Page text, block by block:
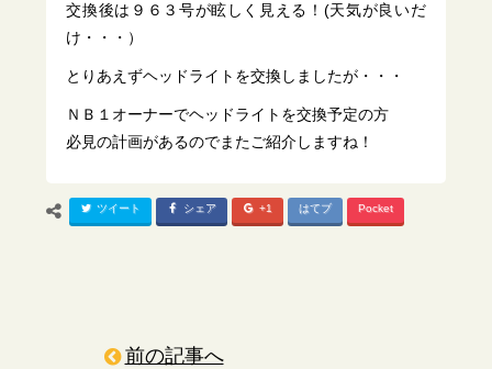
交換後は９６３号が眩しく見える！(天気が良いだ
け・・・）
とりあえずヘッドライトを交換しましたが・・・
ＮＢ１オーナーでヘッドライトを交換予定の方
必見の計画があるのでまたご紹介しますね！
ツイート シェア +1 はてブ Pocket
前の記事へ